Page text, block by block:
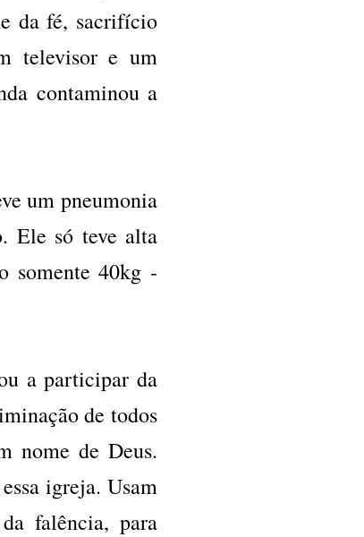
da fé, sacrifício
televisor e um
contaminou a
um pneumonia
Ele só teve alta
somente 40kg -
a participar da
de todos
nome de Deus.
igreja. Usam
falência, para